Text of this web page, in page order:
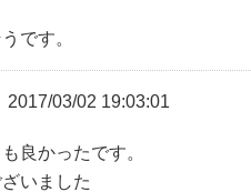
です。
2017/03/02 19:03:01
良かったです。
いました